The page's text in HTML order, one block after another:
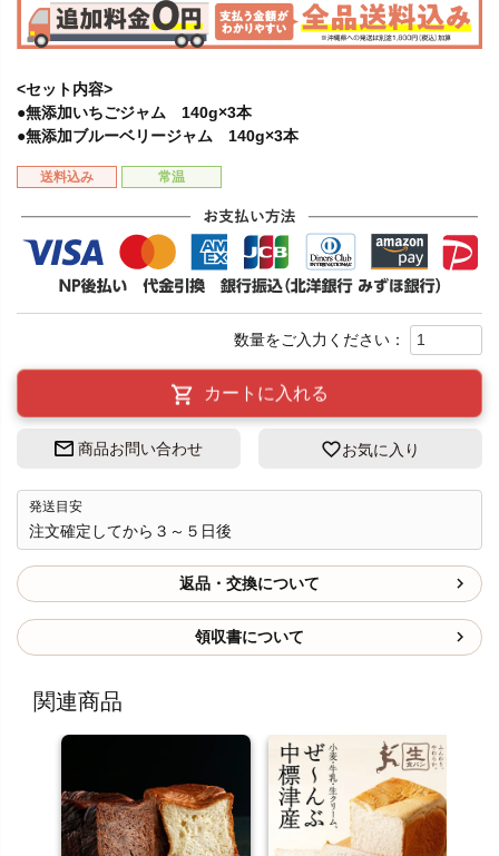
<セット内容>
●無添加いちごジャム 140g×3本
●無添加ブルーベリージャム 140g×3本
送料込み 常温
カートに入れる
商品お問い合わせ お気に入り
発送目安
注文確定してから３～５日後
返品・交換について
領収書について
関連商品